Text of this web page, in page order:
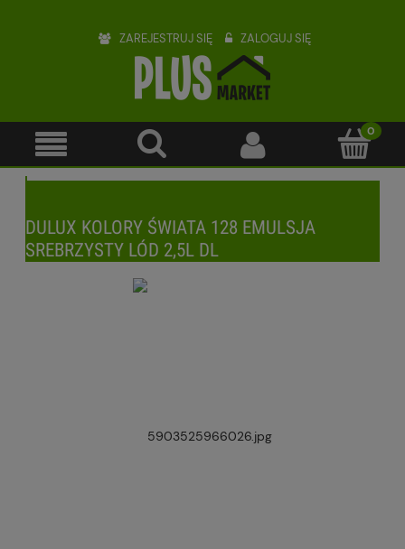
ZAREJESTRUJ SIĘ ZALOGUJ SIĘ
DULUX KOLORY ŚWIATA 128 EMULSJA
SREBRZYSTY LÓD 2,5L DL